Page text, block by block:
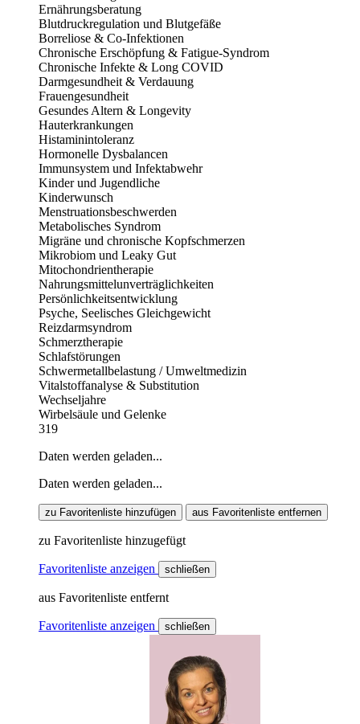
Ernährungsberatung
Blutdruckregulation und Blutgefäße
Borreliose & Co-Infektionen
Chronische Erschöpfung & Fatigue-Syndrom
Chronische Infekte & Long COVID
Darmgesundheit & Verdauung
Frauengesundheit
Gesundes Altern & Longevity
Hauterkrankungen
Histaminintoleranz
Hormonelle Dysbalancen
Immunsystem und Infektabwehr
Kinder und Jugendliche
Kinderwunsch
Menstruationsbeschwerden
Metabolisches Syndrom
Migräne und chronische Kopfschmerzen
Mikrobiom und Leaky Gut
Mitochondrientherapie
Nahrungsmittelunverträglichkeiten
Persönlichkeitsentwicklung
Psyche, Seelisches Gleichgewicht
Reizdarmsyndrom
Schmerztherapie
Schlafstörungen
Schwermetallbelastung / Umweltmedizin
Vitalstoffanalyse & Substitution
Wechseljahre
Wirbelsäule und Gelenke
319
Daten werden geladen...
Daten werden geladen...
zu Favoritenliste hinzufügen aus Favoritenliste entfernen
zu Favoritenliste hinzugefügt
Favoritenliste anzeigen schließen
aus Favoritenliste entfernt
Favoritenliste anzeigen schließen